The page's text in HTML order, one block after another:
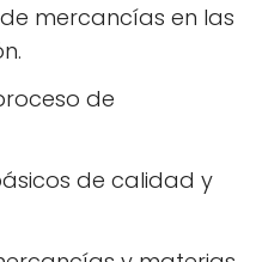
mercancías en las
de
de calidad y